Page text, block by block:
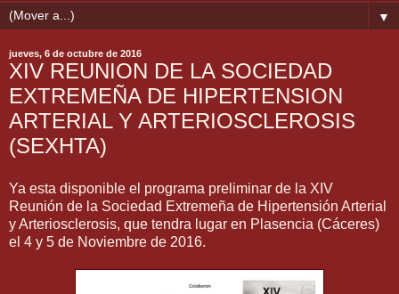
▼
jueves, 6 de octubre de 2016
XIV REUNION DE LA SOCIEDAD
EXTREMEÑA DE HIPERTENSION
ARTERIAL Y ARTERIOSCLEROSIS
(SEXHTA)
Ya esta disponible el programa preliminar de la XIV
Reunión de la Sociedad Extremeña de Hipertensión Arterial
y Arteriosclerosis, que tendra lugar en Plasencia (Cáceres)
el 4 y 5 de Noviembre de 2016.